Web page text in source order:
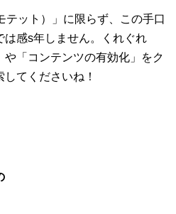
テット）」に限らず、この手口
は感s年しません。くれぐれ
や「コンテンツの有効化」をク
てくださいね！